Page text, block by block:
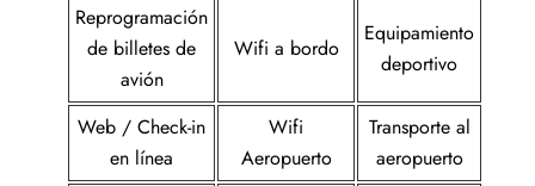
Reprogramación
de billetes de
avión
Wifi a bordo
Equipamiento
deportivo
Web / Check-in
en línea
Wifi
Aeropuerto
Transporte al
aeropuerto